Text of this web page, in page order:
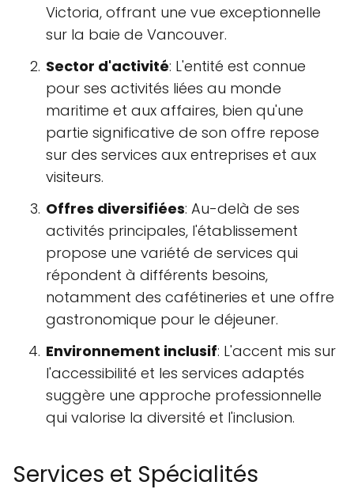
Victoria, offrant une vue exceptionnelle
sur la baie de Vancouver.
Sector d'activité: L'entité est connue
pour ses activités liées au monde
maritime et aux affaires, bien qu'une
partie significative de son offre repose
sur des services aux entreprises et aux
visiteurs.
Offres diversifiées: Au-delà de ses
activités principales, l'établissement
propose une variété de services qui
répondent à différents besoins,
notamment des cafétineries et une offre
gastronomique pour le déjeuner.
Environnement inclusif: L'accent mis sur
l'accessibilité et les services adaptés
suggère une approche professionnelle
qui valorise la diversité et l'inclusion.
Services et Spécialités